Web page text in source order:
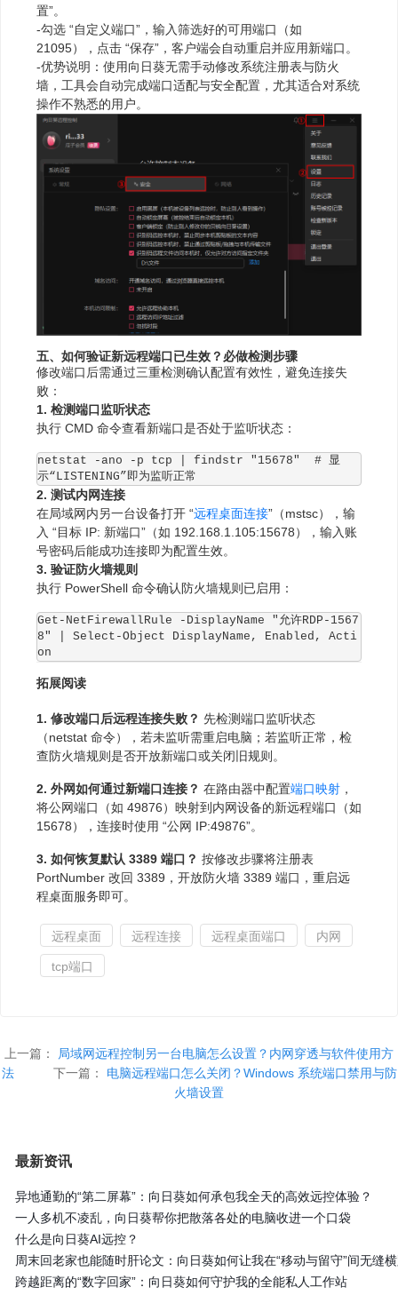
置”。
-勾选 “自定义端口”，输入筛选好的可用端口（如
21095），点击 “保存”，客户端会自动重启并应用新端口。
-优势说明：使用向日葵无需手动修改系统注册表与防火
墙，工具会自动完成端口适配与安全配置，尤其适合对系统
操作不熟悉的用户。
五、如何验证新远程端口已生效？必做检测步骤
修改端口后需通过三重检测确认配置有效性，避免连接失
败：
1. 检测端口监听状态
执行 CMD 命令查看新端口是否处于监听状态：
netstat -ano -p tcp | findstr "15678"  # 显
示“LISTENING”即为监听正常
2. 测试内网连接
在局域网内另一台设备打开 “远程桌面连接”（mstsc），输
入 “目标 IP: 新端口”（如 192.168.1.105:15678），输入账
号密码后能成功连接即为配置生效。
3. 验证防火墙规则
执行 PowerShell 命令确认防火墙规则已启用：
Get-NetFirewallRule -DisplayName "允许RDP-1567
8" | Select-Object DisplayName, Enabled, Acti
on
拓展阅读
1. 修改端口后远程连接失败？ 先检测端口监听状态
（netstat 命令），若未监听需重启电脑；若监听正常，检
查防火墙规则是否开放新端口或关闭旧规则。
2. 外网如何通过新端口连接？ 在路由器中配置端口映射 ，
将公网端口（如 49876）映射到内网设备的新远程端口（如
15678），连接时使用 “公网 IP:49876”。
3. 如何恢复默认 3389 端口？ 按修改步骤将注册表
PortNumber 改回 3389，开放防火墙 3389 端口，重启远
程桌面服务即可。
远程桌面 远程连接 远程桌面端口 内网
tcp端口
上一篇： 局域网远程控制另一台电脑怎么设置？内网穿透与软件使用方
法
下一篇： 电脑远程端口怎么关闭？Windows 系统端口禁用与防
火墙设置
最新资讯
异地通勤的“第二屏幕”：向日葵如何承包我全天的高效远控体验？
一人多机不凌乱，向日葵帮你把散落各处的电脑收进一个口袋
什么是向日葵AI远控？
周末回老家也能随时肝论文：向日葵如何让我在“移动与留守”间无缝
跨越距离的“数字回家”：向日葵如何守护我的全能私人工作站